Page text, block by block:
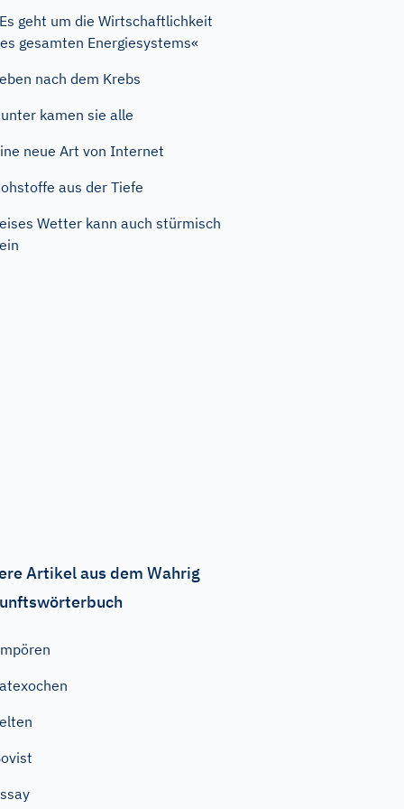
geht um die Wirtschaftlichkeit
gesamten Energiesystems«
nach dem Krebs
kamen sie alle
neue Art von Internet
aus der Tiefe
Wetter kann auch stürmisch
Artikel aus dem Wahrig